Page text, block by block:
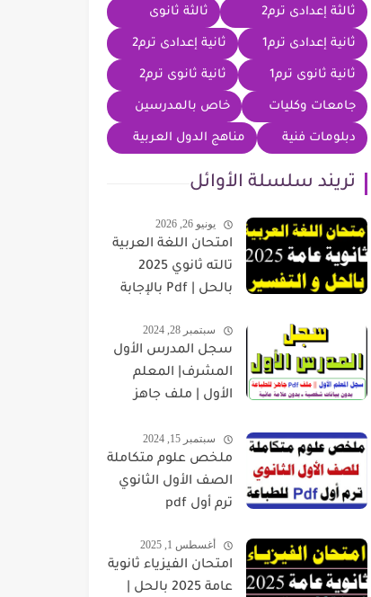
ثالثة إعدادى ترم2 ثالثة ثانوى
ثانية إعدادى ترم1 ثانية إعدادى ترم2
ثانية ثانوى ترم1 ثانية ثانوى ترم2
جامعات وكليات خاص بالمدرسين
دبلومات فنية مناهج الدول العربية
تريند سلسلة الأوائل
يونيو 26, 2026
امتحان اللغة العربية
تالته ثانوي 2025
بالحل | Pdf بالإجابة
سبتمبر 28, 2024
سجل المدرس الأول
المشرف| المعلم
الأول | ملف جاهز
شخصية
سبتمبر 15, 2024
ملخص علوم متكاملة
الصف الأول الثانوي
ترم أول pdf
أغسطس 1, 2025
امتحان الفيزياء ثانوية
عامة 2025 بالحل |